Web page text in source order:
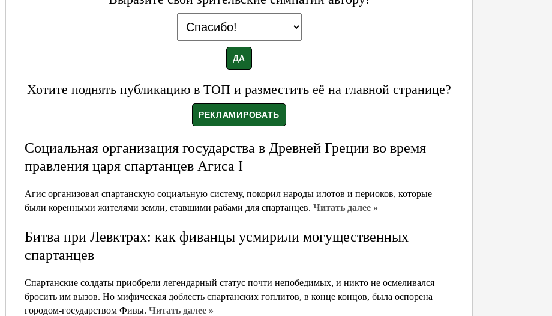
Хотите поднять публикацию в ТОП и разместить её на главной странице?
Социальная организация государства в Древней Греции во время
правления царя спартанцев Агиса I
Агис организовал спартанскую социальную систему, покорил народы илотов и периоков, которые
были коренными жителями земли, ставшими рабами для спартанцев. Читать далее »
Битва при Левктрах: как фиванцы усмирили могущественных
спартанцев
Спартанские солдаты приобрели легендарный статус почти непобедимых, и никто не осмеливался
бросить им вызов. Но мифическая доблесть спартанских гоплитов, в конце концов, была оспорена
городом-государством Фивы. Читать далее »